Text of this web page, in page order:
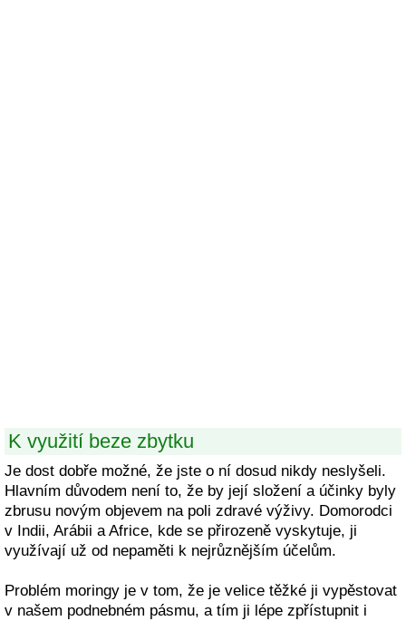
K využití beze zbytku
Je dost dobře možné, že jste o ní dosud nikdy neslyšeli.
Hlavním důvodem není to, že by její složení a účinky byly
zbrusu novým objevem na poli zdravé výživy. Domorodci
v Indii, Arábii a Africe, kde se přirozeně vyskytuje, ji
využívají už od nepaměti k nejrůznějším účelům.
Problém moringy je v tom, že je velice těžké ji vypěstovat
v našem podnebném pásmu, a tím ji lépe zpřístupnit i